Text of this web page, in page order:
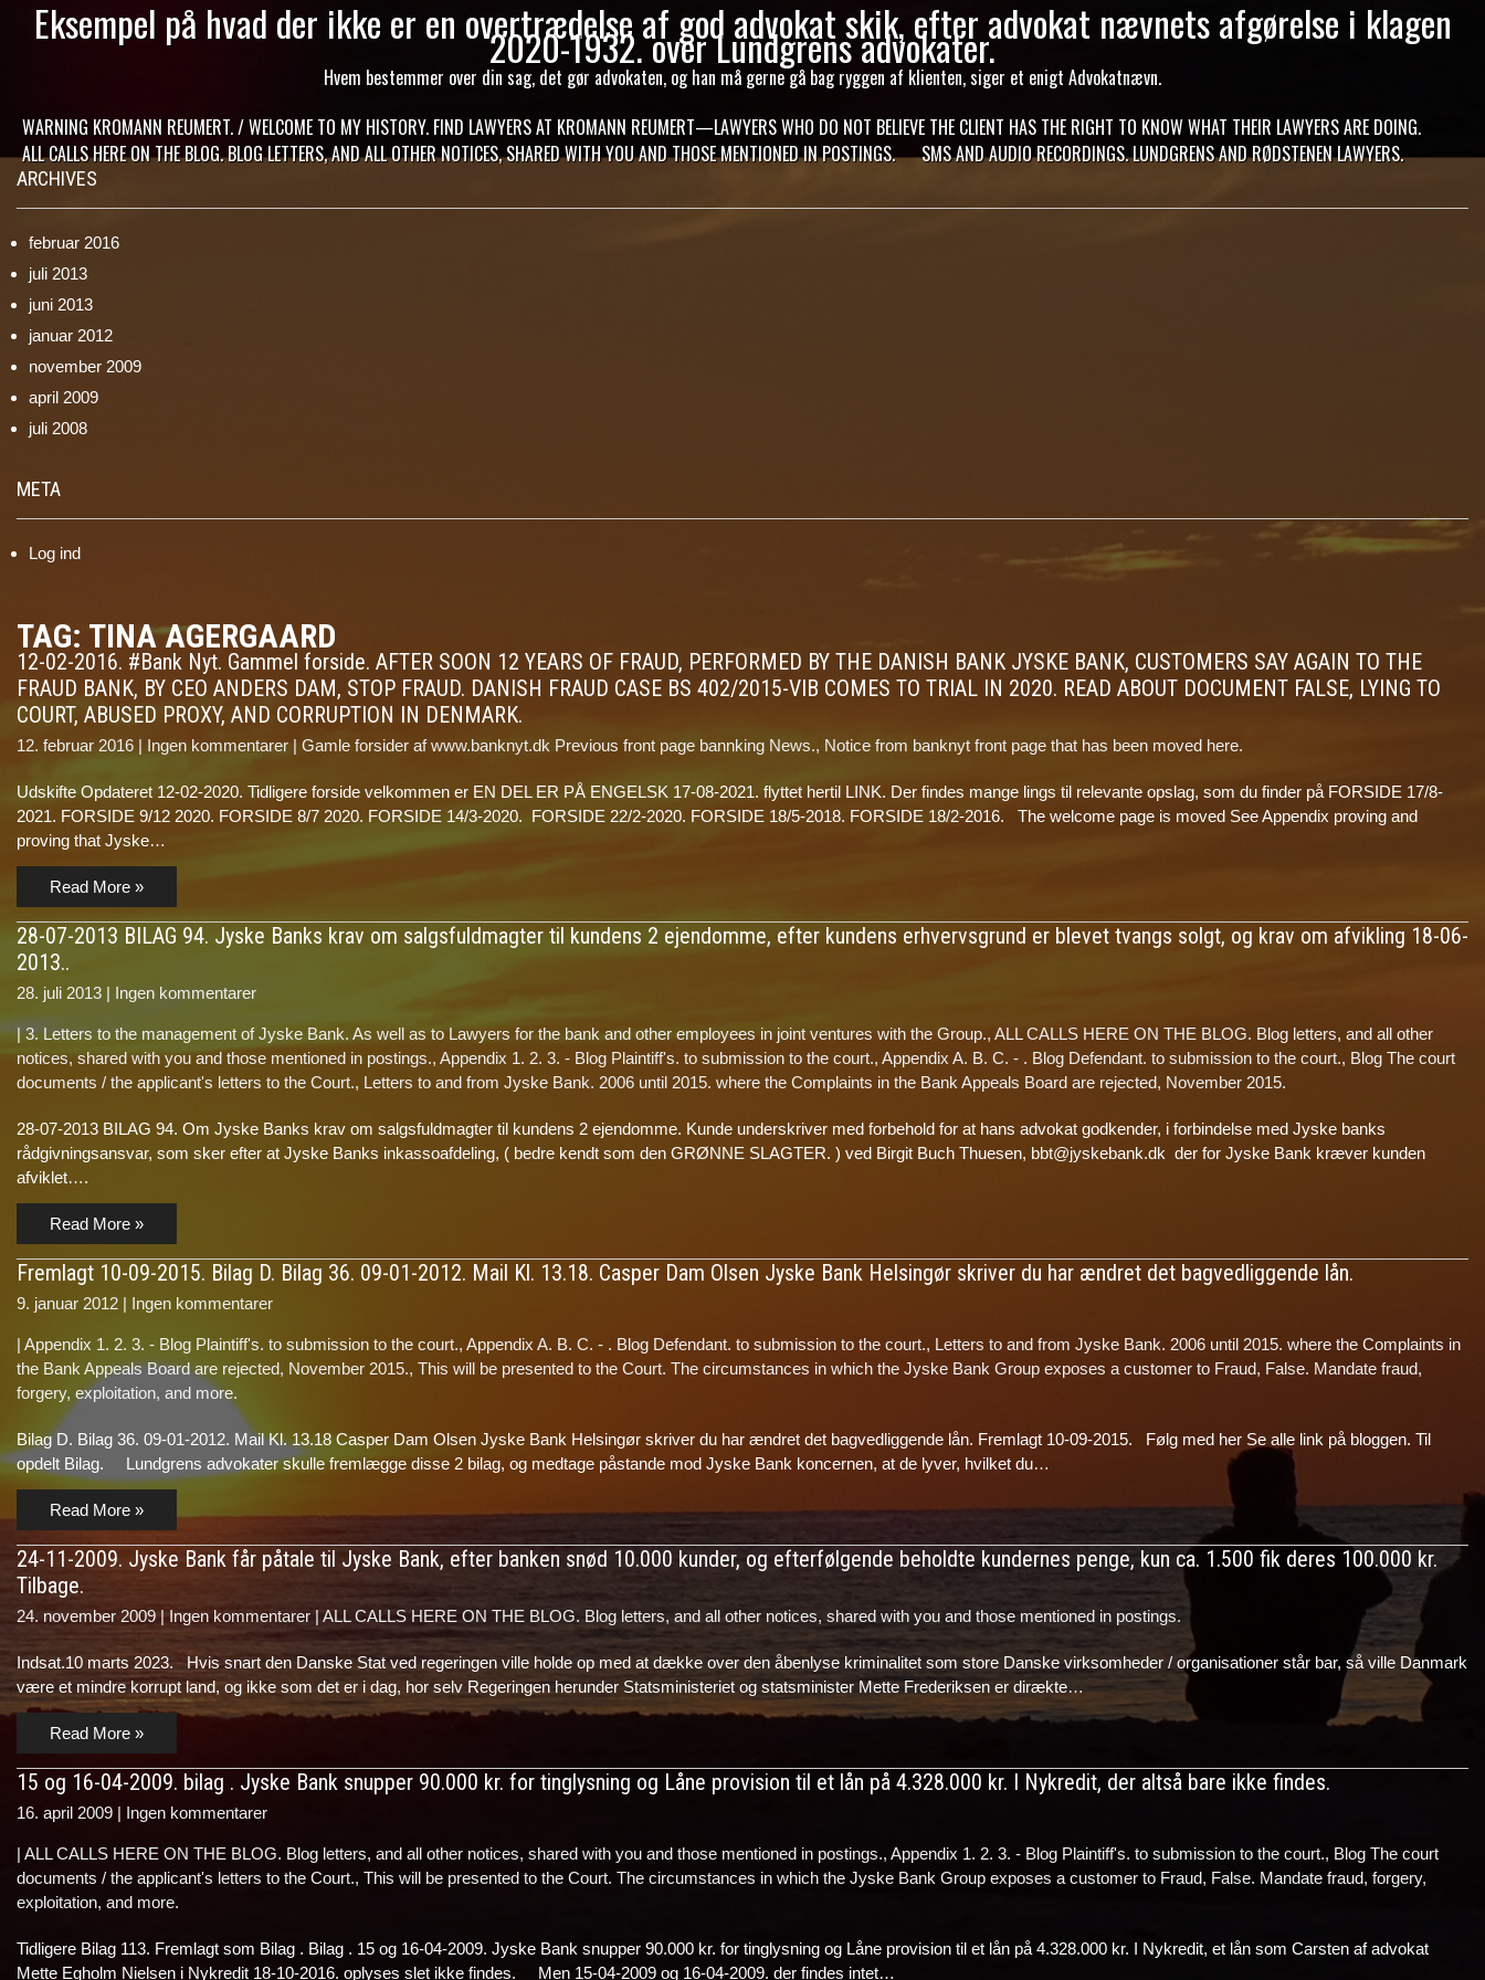
Eksempel på hvad der ikke er en overtrædelse af god advokat skik, efter advokat nævnets afgørelse i klagen
2020-1932. over Lundgrens advokater.
Hvem bestemmer over din sag, det gør advokaten, og han må gerne gå bag ryggen af klienten, siger et enigt Advokatnævn.
WARNING KROMANN REUMERT. / WELCOME TO MY HISTORY. FIND LAWYERS AT KROMANN REUMERT—LAWYERS WHO DO NOT BELIEVE THE CLIENT HAS THE RIGHT TO KNOW WHAT THEIR LAWYERS ARE DOING.
ALL CALLS HERE ON THE BLOG. BLOG LETTERS, AND ALL OTHER NOTICES, SHARED WITH YOU AND THOSE MENTIONED IN POSTINGS.
SMS AND AUDIO RECORDINGS. LUNDGRENS AND RØDSTENEN LAWYERS.
ARCHIVES
februar 2016
juli 2013
juni 2013
januar 2012
november 2009
april 2009
juli 2008
META
Log ind
TAG: TINA AGERGAARD
12-02-2016. #Bank Nyt. Gammel forside. AFTER SOON 12 YEARS OF FRAUD, PERFORMED BY THE DANISH BANK JYSKE BANK, CUSTOMERS SAY AGAIN TO THE
FRAUD BANK, BY CEO ANDERS DAM, STOP FRAUD. DANISH FRAUD CASE BS 402/2015-VIB COMES TO TRIAL IN 2020. READ ABOUT DOCUMENT FALSE, LYING TO
COURT, ABUSED PROXY, AND CORRUPTION IN DENMARK.
12. februar 2016 | Ingen kommentarer | Gamle forsider af www.banknyt.dk Previous front page bannking News., Notice from banknyt front page that has been moved here.
Udskifte Opdateret 12-02-2020. Tidligere forside velkommen er EN DEL ER PÅ ENGELSK 17-08-2021. flyttet hertil LINK. Der findes mange lings til relevante opslag, som du finder på FORSIDE 17/8-
2021. FORSIDE 9/12 2020. FORSIDE 8/7 2020. FORSIDE 14/3-2020. FORSIDE 22/2-2020. FORSIDE 18/5-2018. FORSIDE 18/2-2016. The welcome page is moved See Appendix proving and
proving that Jyske…
Read More »
28-07-2013 BILAG 94. Jyske Banks krav om salgsfuldmagter til kundens 2 ejendomme, efter kundens erhvervsgrund er blevet tvangs solgt, og krav om afvikling 18-06-
2013..
28. juli 2013 | Ingen kommentarer
|3. Letters to the management of Jyske Bank. As well as to Lawyers for the bank and other employees in joint ventures with the Group., ALL CALLS HERE ON THE BLOG. Blog letters, and all other
notices, shared with you and those mentioned in postings., Appendix 1. 2. 3. - Blog Plaintiff's. to submission to the court., Appendix A. B. C. - . Blog Defendant. to submission to the court., Blog The court
documents / the applicant's letters to the Court., Letters to and from Jyske Bank. 2006 until 2015. where the Complaints in the Bank Appeals Board are rejected, November 2015.
28-07-2013 BILAG 94. Om Jyske Banks krav om salgsfuldmagter til kundens 2 ejendomme. Kunde underskriver med forbehold for at hans advokat godkender, i forbindelse med Jyske banks
rådgivningsansvar, som sker efter at Jyske Banks inkassoafdeling, ( bedre kendt som den GRØNNE SLAGTER. ) ved Birgit Buch Thuesen, bbt@jyskebank.dk der for Jyske Bank kræver kunden
afviklet….
Read More »
Fremlagt 10-09-2015. Bilag D. Bilag 36. 09-01-2012. Mail Kl. 13.18. Casper Dam Olsen Jyske Bank Helsingør skriver du har ændret det bagvedliggende lån.
9. januar 2012 | Ingen kommentarer
| Appendix 1. 2. 3. - Blog Plaintiff's. to submission to the court., Appendix A. B. C. - . Blog Defendant. to submission to the court., Letters to and from Jyske Bank. 2006 until 2015. where the Complaints in
the Bank Appeals Board are rejected, November 2015., This will be presented to the Court. The circumstances in which the Jyske Bank Group exposes a customer to Fraud, False. Mandate fraud,
forgery, exploitation, and more.
Bilag D. Bilag 36. 09-01-2012. Mail Kl. 13.18 Casper Dam Olsen Jyske Bank Helsingør skriver du har ændret det bagvedliggende lån. Fremlagt 10-09-2015. Følg med her Se alle link på bloggen. Til
opdelt Bilag. Lundgrens advokater skulle fremlægge disse 2 bilag, og medtage påstande mod Jyske Bank koncernen, at de lyver, hvilket du…
Read More »
24-11-2009. Jyske Bank får påtale til Jyske Bank, efter banken snød 10.000 kunder, og efterfølgende beholdte kundernes penge, kun ca. 1.500 fik deres 100.000 kr.
Tilbage.
24. november 2009 |Ingen kommentarer | ALL CALLS HERE ON THE BLOG. Blog letters, and all other notices, shared with you and those mentioned in postings.
Indsat.10 marts 2023. Hvis snart den Danske Stat ved regeringen ville holde op med at dække over den åbenlyse kriminalitet som store Danske virksomheder / organisationer står bar, så ville Danmark
være et mindre korrupt land, og ikke som det er i dag, hor selv Regeringen herunder Statsministeriet og statsminister Mette Frederiksen er dirækte…
Read More »
15 og 16-04-2009. bilag . Jyske Bank snupper 90.000 kr. for tinglysning og Låne provision til et lån på 4.328.000 kr. I Nykredit, der altså bare ikke findes.
16. april 2009 | Ingen kommentarer
| ALL CALLS HERE ON THE BLOG. Blog letters, and all other notices, shared with you and those mentioned in postings., Appendix 1. 2. 3. - Blog Plaintiff's. to submission to the court., Blog The court
documents / the applicant's letters to the Court., This will be presented to the Court. The circumstances in which the Jyske Bank Group exposes a customer to Fraud, False. Mandate fraud, forgery,
exploitation, and more.
Tidligere Bilag 113. Fremlagt som Bilag . Bilag . 15 og 16-04-2009. Jyske Bank snupper 90.000 kr. for tinglysning og Låne provision til et lån på 4.328.000 kr. I Nykredit, et lån som Carsten af advokat
Mette Egholm Nielsen i Nykredit 18-10-2016. oplyses slet ikke findes. Men 15-04-2009 og 16-04-2009. der findes intet…